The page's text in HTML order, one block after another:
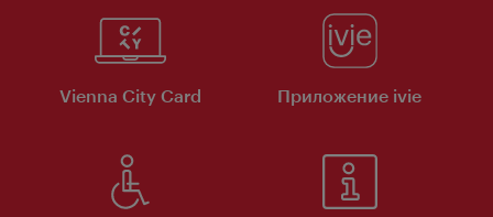
Vienna City Card Приложение ivie